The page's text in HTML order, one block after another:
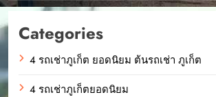
Categories
4 รถเช่าภูเก็ต ยอดนิยม ต้นรถเช่า ภูเก็ต
4 รถเช่าภูเก็ตยอดนิยม